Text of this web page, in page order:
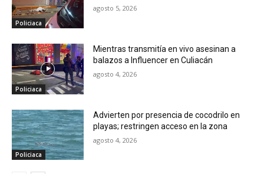
Policiaca
agosto 5, 2026
Policiaca
Mientras transmitía en vivo asesinan a
balazos a Influencer en Culiacán
agosto 4, 2026
Policiaca
Advierten por presencia de cocodrilo en
playas; restringen acceso en la zona
agosto 4, 2026